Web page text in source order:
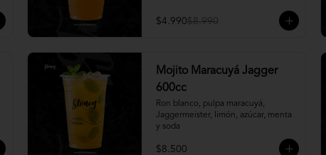
$4.990$8.990
Mojito Maracuyá Jagger
600cc
Ron blanco, pulpa maracuyá,
Jaggermeister, limón, azúcar, menta
y soda
$8.500